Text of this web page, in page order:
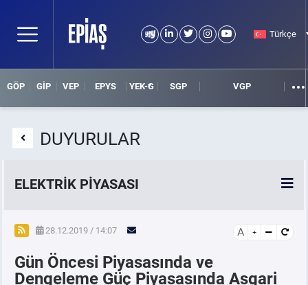
Türkçe
GÖP GİP VEP EPYS YEK-G SGP VGP
DUYURULAR
ELEKTRİK PİYASASI
SPOT ELEKTRİK PİYASALARI
ÖRNEK FİNANS BELGELERİ
28.12.2019 / 14:07 A
Gün Öncesi Piyasasında ve
Dengeleme Güç Piyasasında Asgari